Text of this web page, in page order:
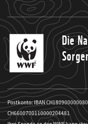
Die
Postkonto: IBAN
CH6600700110000204481